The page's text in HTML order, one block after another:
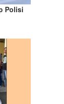
Polisi